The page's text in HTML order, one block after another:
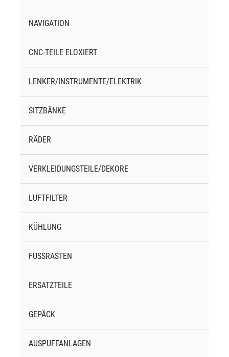
NAVIGATION
CNC-TEILE ELOXIERT
LENKER/INSTRUMENTE/ELEKTRIK
SITZBÄNKE
RÄDER
VERKLEIDUNGSTEILE/DEKORE
LUFTFILTER
KÜHLUNG
FUSSRASTEN
ERSATZTEILE
GEPÄCK
AUSPUFFANLAGEN